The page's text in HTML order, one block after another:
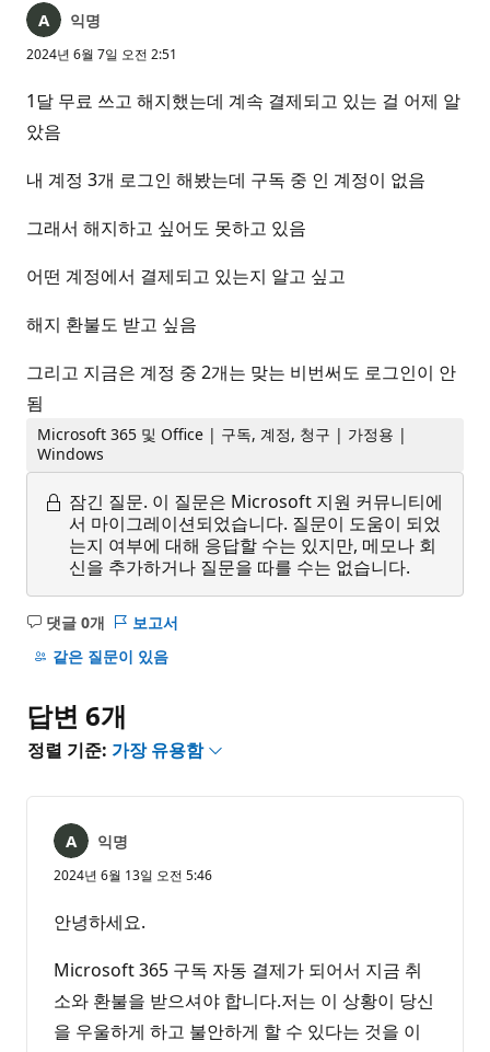
익명
2024년 6월 7일 오전 2:51
1달 무료 쓰고 해지했는데 계속 결제되고 있는 걸 어제 알
았음
내 계정 3개 로그인 해봤는데 구독 중 인 계정이 없음
그래서 해지하고 싶어도 못하고 있음
어떤 계정에서 결제되고 있는지 알고 싶고
해지 환불도 받고 싶음
그리고 지금은 계정 중 2개는 맞는 비번써도 로그인이 안
됨
Microsoft 365 및 Office | 구독, 계정, 청구 | 가정용 |
Windows
잠긴 질문. 이 질문은 Microsoft 지원 커뮤니티에
서 마이그레이션되었습니다. 질문이 도움이 되었
는지 여부에 대해 응답할 수는 있지만, 메모나 회
신을 추가하거나 질문을 따를 수는 없습니다.
댓글 0개
설
명
음
보고서
같은 질문이 있음
답변 6개
정렬 기준: 가장 유용함
익명
2024년 6월 13일 오전 5:46
안녕하세요.
Microsoft 365 구독 자동 결제가 되어서 지금 취
소와 환불을 받으셔야 합니다.저는 이 상황이 당신
을 우울하게 하고 불안하게 할 수 있다는 것을 이